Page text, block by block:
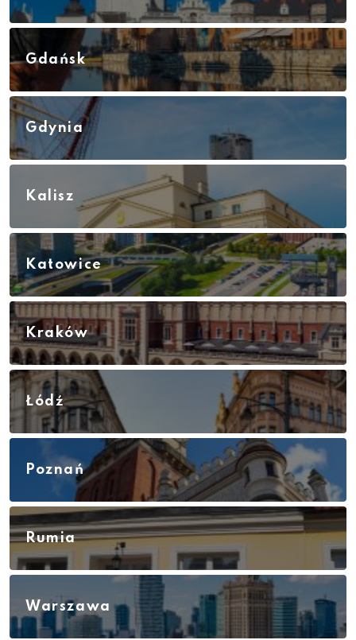
Gdańsk
Gdynia
Kalisz
Katowice
Kraków
Łódź
Poznań
Rumia
Warszawa